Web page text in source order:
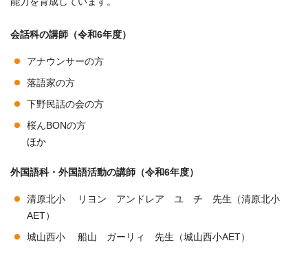
会話科の講師（令和6年度）
アナウンサーの方
落語家の方
下野民話の会の方
桜んBONの方
ほか
外国語科・外国語活動の講師（令和6年度）
清原北小 リヨン アンドレア ユ チ 先生（清原北小
AET）
城山西小 船山 ガーリィ 先生（城山西小AET）